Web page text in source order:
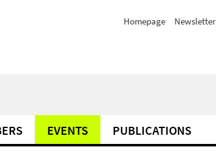
Homepage Newsletter
EVENTS PUBLICATIONS